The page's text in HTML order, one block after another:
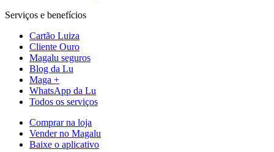
Serviços e benefícios
Cartão Luiza
Cliente Ouro
Magalu seguros
Blog da Lu
Maga +
WhatsApp da Lu
Todos os serviços
Comprar na loja
Vender no Magalu
Baixe o aplicativo